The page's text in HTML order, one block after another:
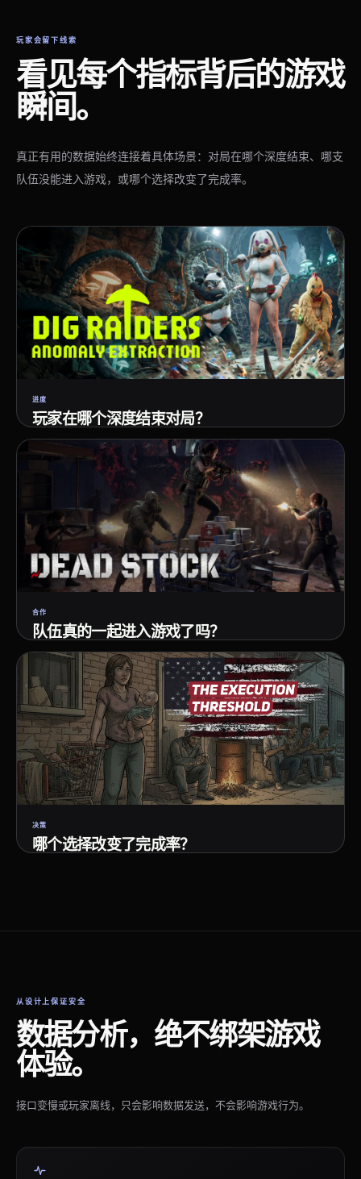
玩家会留下线索
看见每个指标背后的游戏
瞬间。
真正有用的数据始终连接着具体场景：对局在哪个深度结束、哪支
队伍没能进入游戏，或哪个选择改变了完成率。
进度
玩家在哪个深度结束对局？
追踪最大深度 · 精确退出点 · 对局结果
合作
队伍真的一起进入游戏了吗？
尝试 · 等待时长 · 匹配成功
决策
哪个选择改变了完成率？
从设计上保证安全
数据分析，绝不绑架游戏
体验。
接口变慢或玩家离线，只会影响数据发送，不会影响游戏行为。